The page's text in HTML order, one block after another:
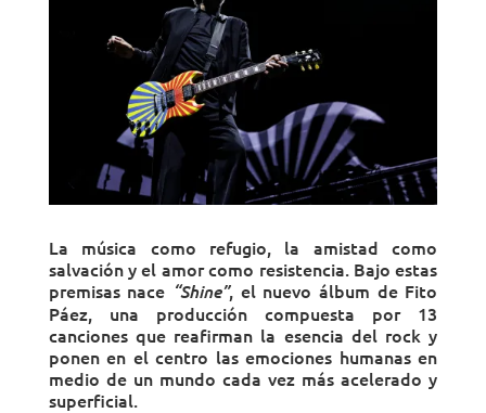
La música como refugio, la amistad como
salvación y el amor como resistencia. Bajo estas
premisas nace “Shine”, el nuevo álbum de Fito
Páez, una producción compuesta por 13
canciones que reafirman la esencia del rock y
ponen en el centro las emociones humanas en
medio de un mundo cada vez más acelerado y
superficial.